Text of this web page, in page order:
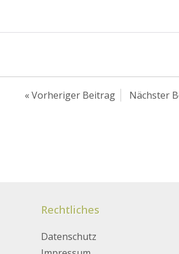
«Vorheriger Beitrag Nächster
Rechtliches
Datenschutz